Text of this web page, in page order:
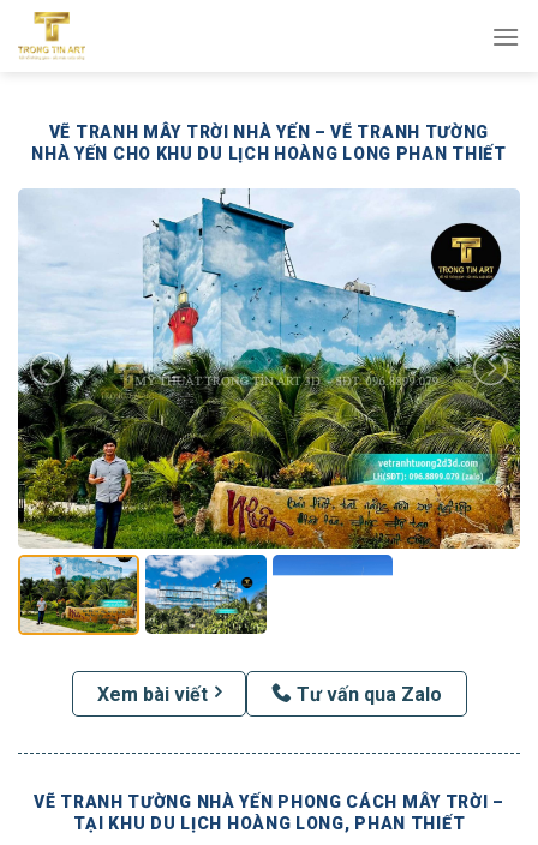
qua
VẼ TRANH MÂY TRỜI NHÀ YẾN – VẼ TRANH TƯỜNG
NHÀ YẾN CHO KHU DU LỊCH HOÀNG LONG PHAN THIẾT
Xem bài viết Tư vấn qua Zalo
VẼ TRANH TƯỜNG NHÀ YẾN PHONG CÁCH MÂY TRỜI –
TẠI KHU DU LỊCH HOÀNG LONG, PHAN THIẾT